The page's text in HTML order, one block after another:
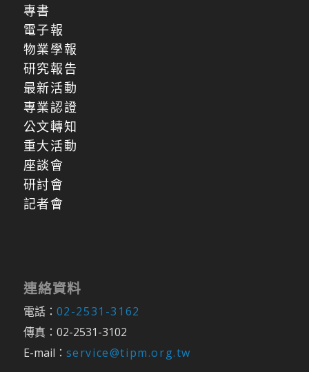
專書
電子報
物業學報
研究報告
最新活動
專業認證
公文轉知
重大活動
座談會
研討會
記者會
連絡資料
電話： 02-2531-3162
傳真：02-2531-3102
E-mail： service@tipm.org.tw